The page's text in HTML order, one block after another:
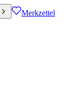
Merkzettel